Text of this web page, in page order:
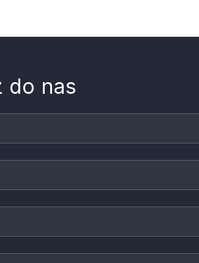
do nas